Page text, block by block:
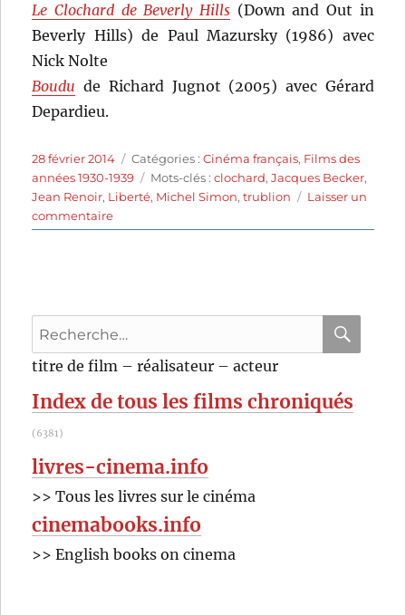
Le Clochard de Beverly Hills (Down and Out in
Beverly Hills) de Paul Mazursky (1986) avec
Nick Nolte
Boudu de Richard Jugnot (2005) avec Gérard
Depardieu.
Publié
le
28 février 2014 Catégories
Catégories :Cinéma français, Films des
années 1930-1939
Étiquettes
Mots-clés :clochard,Jacques Becker,
Jean Renoir, Liberté, Michel Simon,trublion
Laisser un
commentairesur
Boudu
de
Renoir
Recherche
pour
titre de film – réalisateur – acteur
Index de tous les films chroniqués
(6381)
livres-cinema.info
>> Tous les livres sur le cinéma
cinemabooks.info
>> English books on cinema